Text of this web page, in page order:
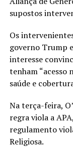
supostos
Os
governo Trump
interesse
tenham “acesso
saúde e
Na terça-feira,
regra viola a
regulamento
Religiosa.